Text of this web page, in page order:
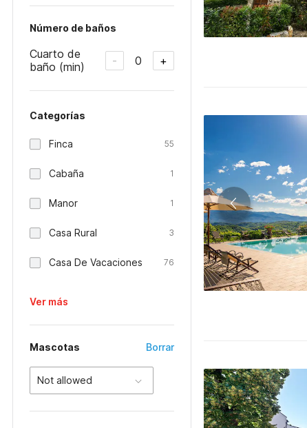
Número de baños
Cuarto de
baño (min)
- 0 +
Categorías
Finca 55
Cabaña 1
Manor 1
Casa Rural 3
Casa De Vacaciones 76
Ver más
Mascotas Borrar
Not allowed